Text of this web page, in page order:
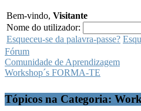
Bem-vindo, Visitante
Nome do utilizador:
Esqueceu-se da palavra-passe?
Fórum
Comunidade de Aprendizagem
Workshop´s FORMA-TE
Tópicos na Categoria: